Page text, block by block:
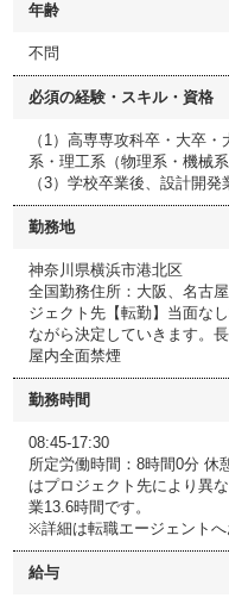
年齢
不問
必須の経験・スキル・資格
（1）高専専攻科卒・大卒
系・理工系（物理系・機械
（3）学校卒業後、設計開
勤務地
神奈川県横浜市港北区
全国勤務住所：大阪、名古
ジェクト先【転勤】当面な
ながら決定していきます。
屋内全面禁煙
勤務時間
08:45-17:30
所定労働時間：8時間0分 休
はプロジェクト先により異
業13.6時間です。
※詳細は転職エージェントへ
給与